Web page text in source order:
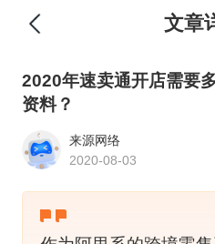
文章
2020年速卖通开店需要
资料？
来源网络
2020-08-03